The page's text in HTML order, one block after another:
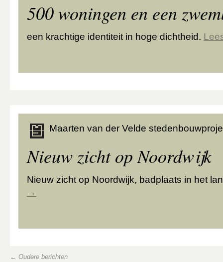
500 woningen en een
een krachtige identiteit in hoge dichtheid.
Maarten van der Velde
Nieuw zicht op Noordwijk
Nieuw zicht op Noordwijk, badplaats in het
→
← Oudere berichten